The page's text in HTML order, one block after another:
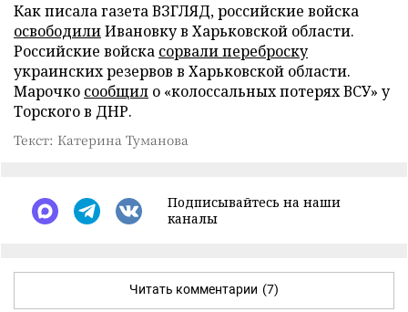
Как писала газета ВЗГЛЯД, российские войска
освободилиИвановку в Харьковской области.
Российские войска сорвали переброску
украинских резервов в Харьковской области.
Марочко сообщил о «колоссальных потерях ВСУ» у
Торского в ДНР.
Текст: Катерина Туманова
Подписывайтесь на наши
каналы
Читать комментарии (7)